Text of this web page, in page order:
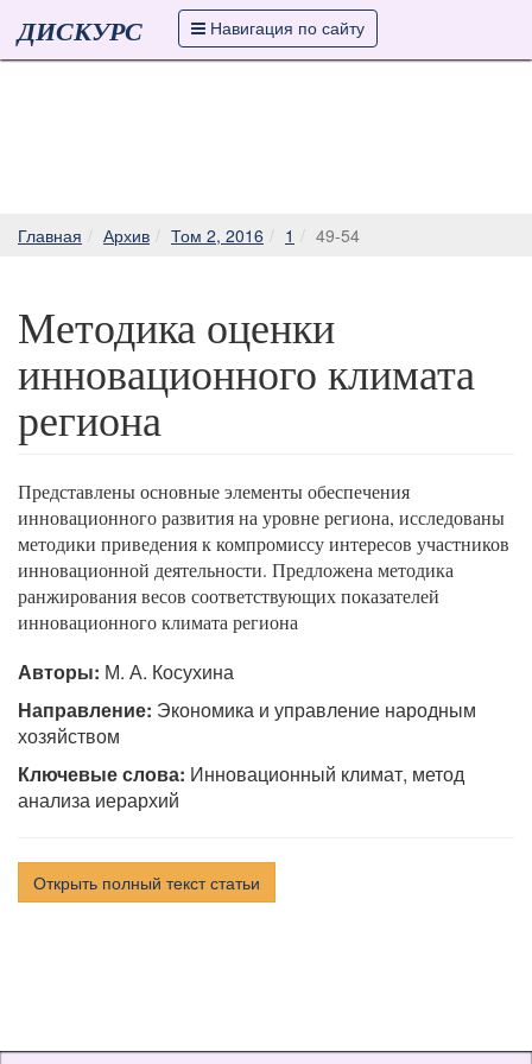
ДИСКУРС Навигация по сайту
Главная Архив Том 2, 2016 1 49-54
Методика оценки
инновационного климата
региона
Представлены основные элементы обеспечения
инновационного развития на уровне региона, исследованы
методики приведения к компромиссу интересов участников
инновационной деятельности. Предложена методика
ранжирования весов соответствующих показателей
инновационного климата региона
Авторы: М. А. Косухина
Направление: Экономика и управление народным
хозяйством
Ключевые слова: Инновационный климат, метод
анализа иерархий
Открыть полный текст статьи